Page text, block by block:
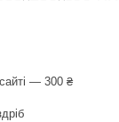
— 300 ₴